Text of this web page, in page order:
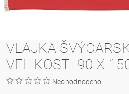
VLAJKA
VELIKOSTI 90 X
Neohodnoceno